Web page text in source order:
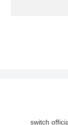
switch